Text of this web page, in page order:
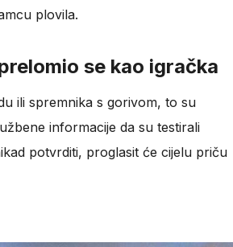
plovila.
se kao igračka
ili spremnika s gorivom, to su
informacije da su testirali
potvrditi, proglasit će cijelu priču